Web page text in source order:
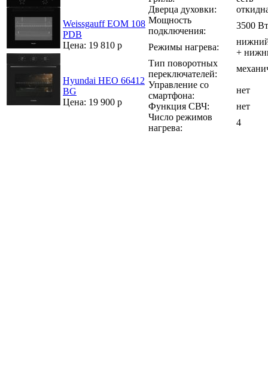
Weissgauff EOM 108
PDB
Цена: 19 810 р
Hyundai HEO 66412
BG
Цена: 19 900 р
Дверца духовки:
Мощность
подключения:
3500 Вт
Режимы нагрева:
нижний
+
Тип поворотных
переключателей:
Управление со
смартфона:
нет
Функция СВЧ:
нет
Число режимов
нагрева:
4